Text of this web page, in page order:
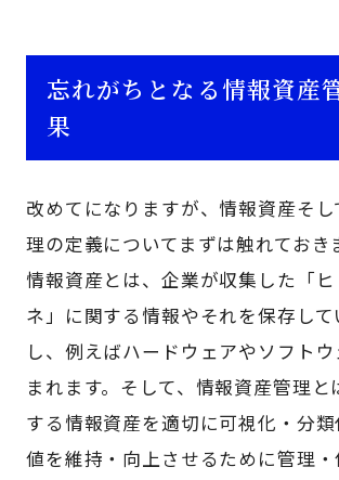
忘れがちとなる情報資産
果
改めてになりますが、情報資産そ
理の定義についてまずは触れておき
情報資産とは、企業が収集した「
ネ」に関する情報やそれを保存し
し、例えばハードウェアやソフト
まれます。そして、情報資産管理と
する情報資産を適切に可視化・分
値を維持・向上させるために管理